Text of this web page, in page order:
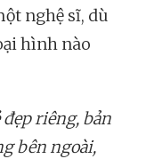
nghệ sĩ, dù
hình nào
riêng, bản
bên ngoài,